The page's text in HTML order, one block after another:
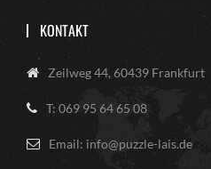
KONTAKT
Zeilweg 44, 60439 Frankfurt
T: 069 95 64 65 08
Email: info@puzzle-lais.de